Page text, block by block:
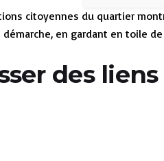
citoyennes du quartier
en gardant en toile
des